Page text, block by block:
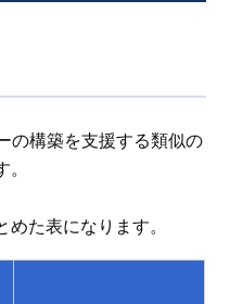
の構築を支援する類似の
た表になります。